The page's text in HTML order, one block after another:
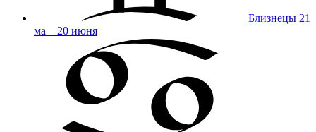
Близнецы 21
ма – 20 июня